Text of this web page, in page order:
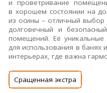
и проветривание
в хорошем состоянии на
из осины – отличный выбор
долговечный и
помещений. Её уникальные
для использования в банях
интерьерах, где важна
Сращенная экстра